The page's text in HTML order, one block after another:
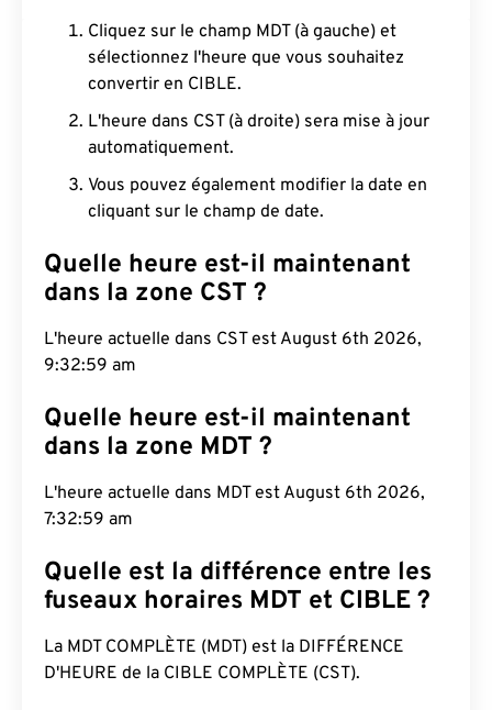
Cliquez sur le champ MDT (à gauche) et
sélectionnez l'heure que vous souhaitez
convertir en CIBLE.
L'heure dans CST (à droite) sera mise à jour
automatiquement.
Vous pouvez également modifier la date en
cliquant sur le champ de date.
Quelle heure est-il maintenant
dans la zone CST ?
L'heure actuelle dans CST est August 6th 2026,
9:33:00 am
Quelle heure est-il maintenant
dans la zone MDT ?
L'heure actuelle dans MDT est August 6th 2026,
7:33:00 am
Quelle est la différence entre les
fuseaux horaires MDT et CIBLE ?
La MDT COMPLÈTE (MDT) est la DIFFÉRENCE
D'HEURE de la CIBLE COMPLÈTE (CST).